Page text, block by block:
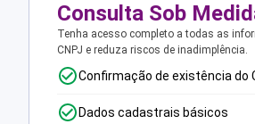
Consulta Sob
Tenha acesso completo a todas as
CNPJ e reduza riscos de inadimplência.
Confirmação de existência do
Dados cadastrais básicos